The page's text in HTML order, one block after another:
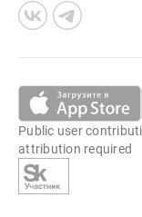
Public user
attribution required